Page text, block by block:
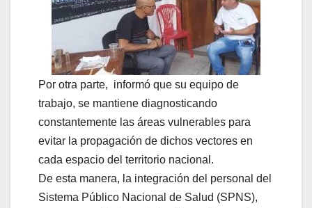
Por otra parte, informó que su equipo de
trabajo, se mantiene diagnosticando
constantemente las áreas vulnerables para
evitar la propagación de dichos vectores en
cada espacio del territorio nacional.
De esta manera, la integración del personal del
Sistema Público Nacional de Salud (SPNS),